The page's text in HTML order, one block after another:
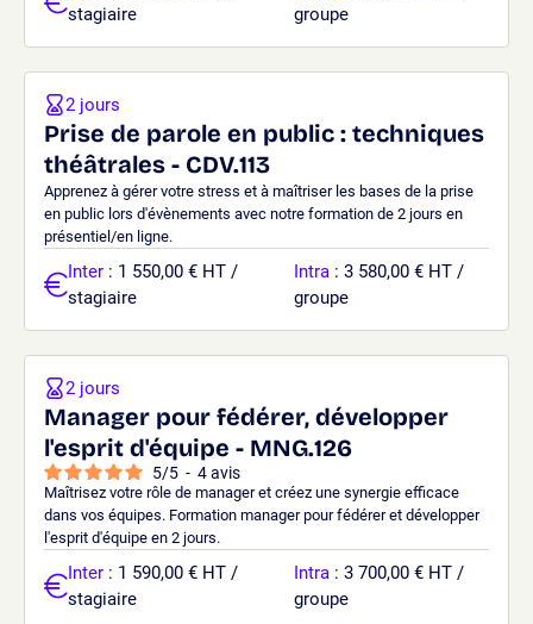
stagiaire
groupe
Prise de parole en public : techniques
théâtrales - CDV.113
Apprenez à gérer votre stress et à maîtriser les bases de la prise
en public lors d'évènements avec notre formation de 2 jours en
présentiel/en ligne.
2 jours
Inter : 1 550,00 € HT /
stagiaire
Intra : 3 580,00 € HT /
groupe
Manager pour fédérer, développer
l'esprit d'équipe - MNG.126
5/5 - 4avis
Maîtrisez votre rôle de manager et créez une synergie efficace
dans vos équipes. Formation manager pour fédérer et développer
l'esprit d'équipe en 2 jours.
2 jours
Inter : 1 590,00 € HT /
stagiaire
Intra : 3 700,00 € HT /
groupe